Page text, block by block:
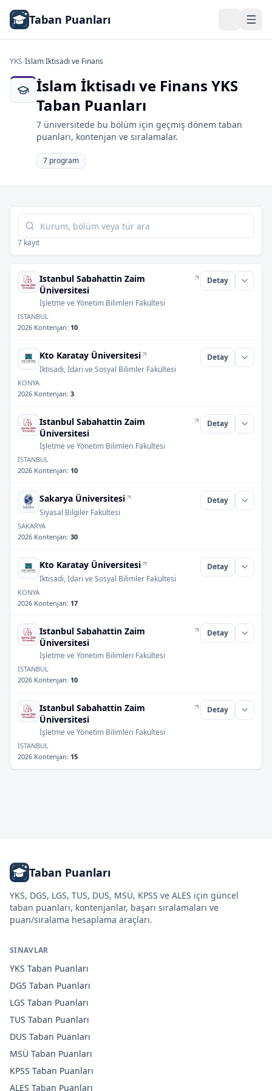
Taban Puanları
YKS/İslam İktisadı ve Finans
İslam İktisadı ve Finans YKS
Taban Puanları
7 üniversitede bu bölüm için geçmiş dönem taban
puanları, kontenjan ve sıralamalar.
7 program
Tabloda ara
7 kayıt
Istanbul Sabahattin Zaim
Üniversitesi
İşletme ve Yönetim Bilimleri Fakültesi
Detay
İSTANBUL
2026 Kontenjan: 10
Kto Karatay Üniversitesi
İktisadi, İdari ve Sosyal Bilimler Fakültesi
Detay
KONYA
2026 Kontenjan: 3
Istanbul Sabahattin Zaim
Üniversitesi
İşletme ve Yönetim Bilimleri Fakültesi
Detay
İSTANBUL
2026 Kontenjan: 10
Sakarya Üniversitesi
Siyasal Bilgiler Fakültesi
Detay
SAKARYA
2026 Kontenjan: 30
Kto Karatay Üniversitesi
İktisadi, İdari ve Sosyal Bilimler Fakültesi
Detay
KONYA
2026 Kontenjan: 17
Istanbul Sabahattin Zaim
Üniversitesi
İşletme ve Yönetim Bilimleri Fakültesi
Detay
İSTANBUL
2026 Kontenjan: 10
Istanbul Sabahattin Zaim
Üniversitesi
İşletme ve Yönetim Bilimleri Fakültesi
Detay
İSTANBUL
2026 Kontenjan: 15
Taban Puanları
YKS, DGS, LGS, TUS, DUS, MSÜ, KPSS ve ALES için güncel
taban puanları, kontenjanlar, başarı sıralamaları ve
puan/sıralama hesaplama araçları.
SINAVLAR
YKS Taban Puanları
DGS Taban Puanları
LGS Taban Puanları
TUS Taban Puanları
DUS Taban Puanları
MSÜ Taban Puanları
KPSS Taban Puanları
ALES Taban Puanları